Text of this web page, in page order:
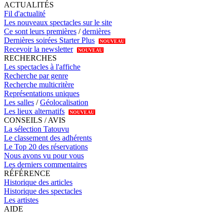
ACTUALITÉS
Fil d'actualité
Les nouveaux spectacles sur le site
Ce sont leurs premières /dernières
Dernières soirées Starter Plus
NOUVEAU
Recevoir la newsletter NOUVEAU
RECHERCHES
Les spectacles à l'affiche
Recherche par genre
Recherche multicritère
Représentations uniques
Les salles /Géolocalisation
Les lieux alternatifs
NOUVEAU
CONSEILS / AVIS
La sélection Tatouvu
Le classement des adhérents
Le Top 20 des réservations
Nous avons vu pour vous
Les derniers commentaires
RÉFÉRENCE
Historique des articles
Historique des spectacles
Les artistes
AIDE